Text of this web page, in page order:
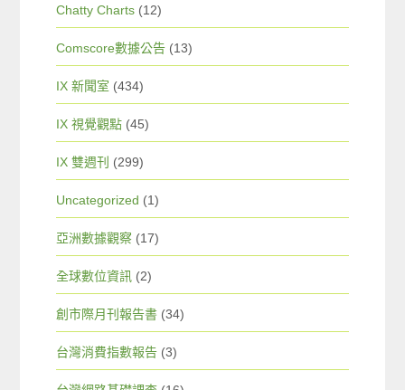
Chatty Charts (12)
Comscore數據公告 (13)
IX 新聞室 (434)
IX 視覺觀點 (45)
IX 雙週刊 (299)
Uncategorized (1)
亞洲數據觀察 (17)
全球數位資訊 (2)
創市際月刊報告書 (34)
台灣消費指數報告 (3)